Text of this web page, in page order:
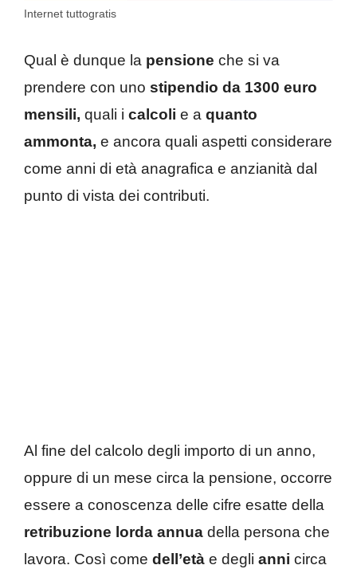
Internet tuttogratis
Qual è dunque la pensione che si va
prendere con uno stipendio da 1300 euro
mensili, quali i calcoli e a quanto
ammonta, e ancora quali aspetti considerare
come anni di età anagrafica e anzianità dal
punto di vista dei contributi.
Al fine del calcolo degli importo di un anno,
oppure di un mese circa la pensione, occorre
essere a conoscenza delle cifre esatte della
retribuzione lorda annua della persona che
lavora. Così come dell’età e degli anni circa